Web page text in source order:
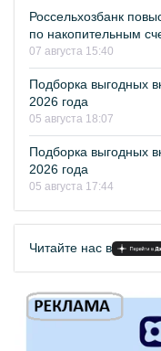
Россельхозбанк
по накопительным
07 августа 15:40
Подборка выгодных
2026 года
05 августа 18:07
Подборка выгодных
2026 года
05 августа 17:44
Читайте нас в